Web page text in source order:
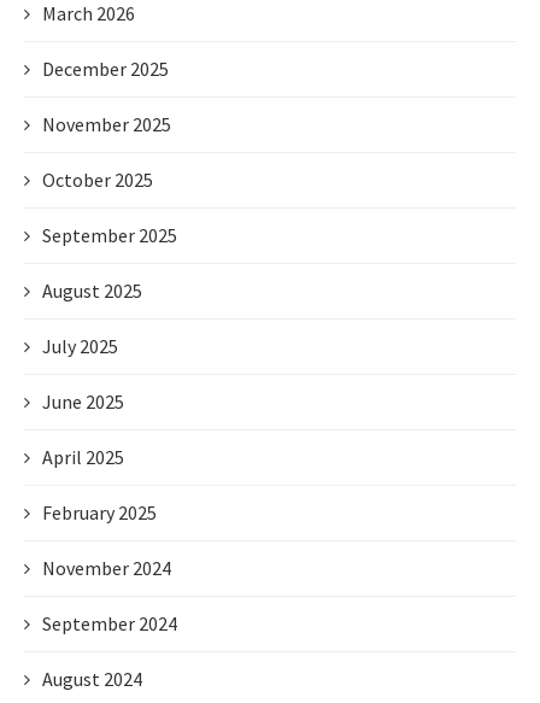
March 2026
December 2025
November 2025
October 2025
September 2025
August 2025
July 2025
June 2025
April 2025
February 2025
November 2024
September 2024
August 2024